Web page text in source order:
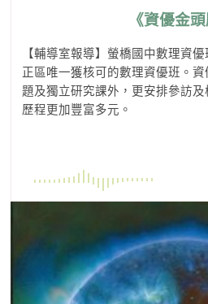
《資優金頭
【輔導室報導】螢橋國中數理資
正區唯一獲核可的數理資優班。
題及獨立研究課外，更安排參訪
歷程更加豐富多元。